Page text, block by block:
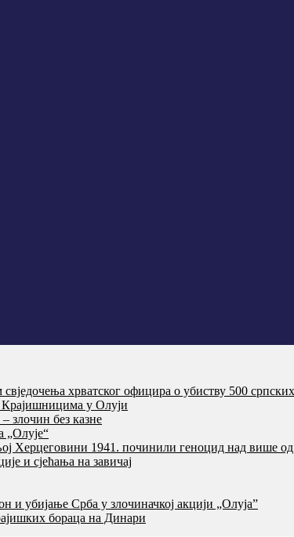
хрватског официра о убиству 500
Крајишницима у Олуји
злочин без казне
„Олује“
Херцеговини 1941. починили геноцид над више
и сјећања на завичај
убијање Срба у злочиначкој акцији „Олуја”
бораца на Динари